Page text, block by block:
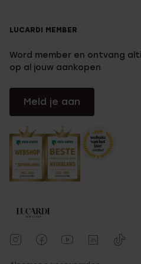
Alle:Cadeausets
Cadeausets: Cadeau Sets Bijoux
Geschenken|Cadeausets voor
Dames cadeausets|Heren
Guess cadeausets
goudCadeausets: Cadeausets
LUCARDI MEMBER
Word member en ontvang
op al jouw aankopen
Meld je aan